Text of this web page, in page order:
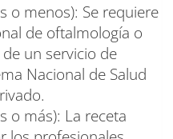
o menos): Se requiere
de oftalmología o
un servicio de
Nacional de Salud
o más): La receta